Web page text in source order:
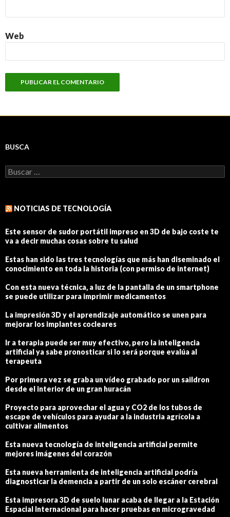
Web
BUSCA
Buscar:
NOTICIAS DE TECNOLOGÍA
Este sensor de sudor portátil impreso en 3D de bajo coste te
va a decir muchas cosas sobre tu salud
Estas han sido las tres tecnologías que más han diseminado el
conocimiento en toda la historia (con permiso de internet)
Con esta nueva técnica, a luz de la pantalla de un smartphone
se puede utilizar para imprimir medicamentos
La impresión 3D y el aprendizaje automático se unen para
mejorar los implantes cocleares
Ir a terapia puede ser muy efectivo, pero la inteligencia
artificial ya sabe pronosticar si lo será porque evalúa al
terapeuta
Por primera vez se graba un vídeo grabado por un saildron
desde el interior de un gran huracán
Proyecto para aprovechar el agua y CO2 de los tubos de
escape de vehículos para ayudar a la industria agrícola a
cultivar alimentos
Esta nueva tecnología de inteligencia artificial permite
mejores imágenes del corazón
Esta nueva herramienta de inteligencia artificial podría
diagnosticar la demencia a partir de un solo escáner cerebral
Esta impresora 3D de suelo lunar acaba de llegar a la Estación
Espacial Internacional para hacer pruebas en microgravedad